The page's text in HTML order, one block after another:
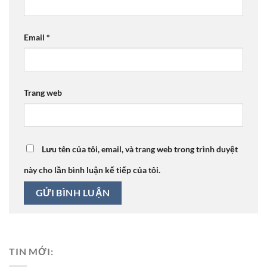
Email *
Trang web
Lưu tên của tôi, email, và trang web trong trình duyệt
này cho lần bình luận kế tiếp của tôi.
TIN MỚI: